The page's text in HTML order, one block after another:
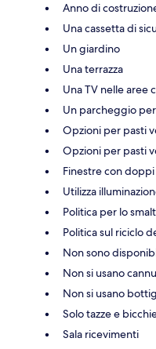
Anno di
Una cassetta di
Un giardino
Una terrazza
Una TV nelle aree
Un parcheggio
Opzioni per pasti
Opzioni per pasti
Finestre con
Utilizza
Politica per lo
Politica sul riciclo
Non sono
Non si usano
Non si usano
Solo tazze e
Sala ricevimenti